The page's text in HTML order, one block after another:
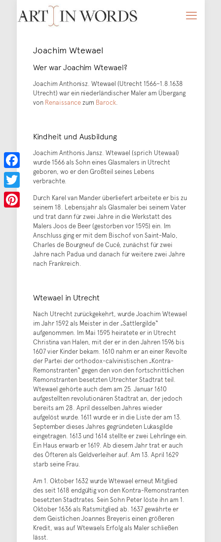
Joachim Wtewael
Wer war Joachim Wtewael?
Joachim Anthonisz. Wtewael (Utrecht 1566–1.8.1638
Utrecht) war ein niederländischer Maler am Übergang
von Renaissancezum Barock.
Kindheit und Ausbildung
Joachim Anthonis Jansz. Wtewael (sprich Utewaal)
wurde 1566 als Sohn eines Glasmalers in Utrecht
geboren, wo er den Großteil seines Lebens
verbrachte.
Durch Karel van Mander überliefert arbeitete er bis zu
seinem 18. Lebensjahr als Glasmaler bei seinem Vater
und trat dann für zwei Jahre in die Werkstatt des
Malers Joos de Beer (gestorben vor 1595) ein. Im
Anschluss ging er mit dem Bischof von Saint-Malo,
Charles de Bourgneuf de Cucé, zunächst für zwei
Jahre nach Padua und danach für weitere zwei Jahre
nach Frankreich.
Wtewael in Utrecht
Nach Utrecht zurückgekehrt, wurde Joachim Wtewael
im Jahr 1592 als Meister in der „Sattlergilde“
aufgenommen. Im Mai 1595 heiratete er in Utrecht
Christina van Halen, mit der er in den Jahren 1596 bis
1607 vier Kinder bekam. 1610 nahm er an einer Revolte
der Partei der orthodox-calvinistischen „Kontra-
Remonstranten“ gegen den von den fortschrittlichen
Remonstranten besetzten Utrechter Stadtrat teil.
Wtewael gehörte auch dem am 25. Januar 1610
aufgestellten revolutionären Stadtrat an, der jedoch
bereits am 28. April desselben Jahres wieder
aufgelöst wurde. 1611 wurde er in die Liste der am 13.
September dieses Jahres gegründeten Lukasgilde
eingetragen. 1613 und 1614 stellte er zwei Lehrlinge ein.
Ein Haus erwarb er 1619. Ab diesem Jahr trat er auch
des Öfteren als Geldverleiher auf. Am 13. April 1629
starb seine Frau.
Am 1. Oktober 1632 wurde Wtewael erneut Mitglied
des seit 1618 endgültig von den Kontra-Remonstranten
besetzten Stadtrates. Sein Sohn Peter löste ihn am 1.
Oktober 1636 als Ratsmitglied ab. 1637 gewährte er
dem Geistlichen Joannes Breyeris einen größeren
Kredit, was auf Wtewaels Erfolg als Maler schließen
lässt.
Facebook
Twitter